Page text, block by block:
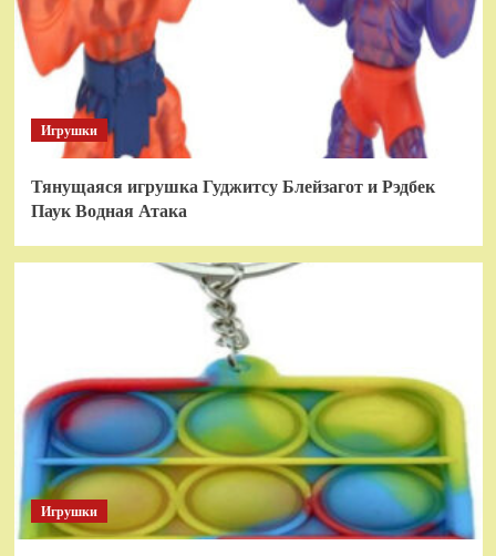
Игрушки
Тянущаяся игрушка Гуджитсу Блейзагот и Рэдбек
Паук Водная Атака
Игрушки